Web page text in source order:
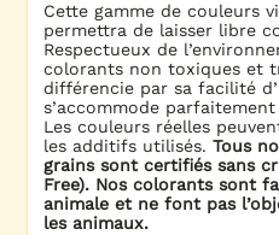
Cette gamme de couleurs
permettra de laisser libre
Respectueux de
colorants non toxiques et
différencie par sa facilité
s’accommode
Les couleurs réelles
les additifs utilisés.Tous
grains sont certifiés sans
Free). Nos colorants sont
animale et ne font pas
les animaux.